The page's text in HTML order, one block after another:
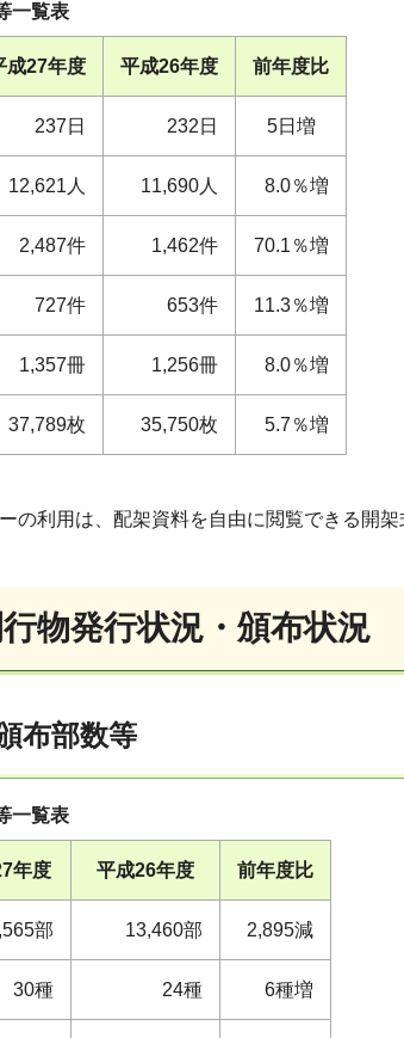
一覧表
成27年度 平成26年度 前年度比
237日 232日 5日増
12,621人 11,690人 8.0％増
2,487件 1,462件 70.1％増
727件 653件 11.3％増
1,357冊 1,256冊 8.0％増
37,789枚 35,750枚 5.7％増
の利用は、配架資料を自由に閲覧できる開
物発行状況・頒布状況
布部数等
一覧表
年度 平成26年度 前年度比
部 13,460部 2,895減
30種 24種 6種増